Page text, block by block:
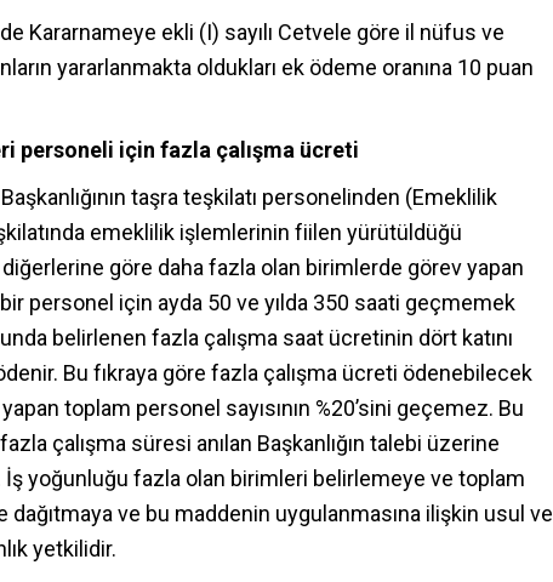
Kararnameye ekli (I) sayılı Cetvele göre il nüfus ve
yararlanmakta oldukları ek ödeme oranına 10 puan
personeli için fazla çalışma ücreti
taşra teşkilatı personelinden (Emeklilik
emeklilik işlemlerinin fiilen yürütüldüğü
göre daha fazla olan birimlerde görev yapan
personel için ayda 50 ve yılda 350 saati geçmemek
belirlenen fazla çalışma saat ücretinin dört katını
Bu fıkraya göre fazla çalışma ücreti ödenebilecek
toplam personel sayısının %20’sini geçemez. Bu
çalışma süresi anılan Başkanlığın talebi üzerine
İş yoğunluğu fazla olan birimleri belirlemeye ve toplam
ve bu maddenin uygulanmasına ilişkin usul ve
yetkilidir.